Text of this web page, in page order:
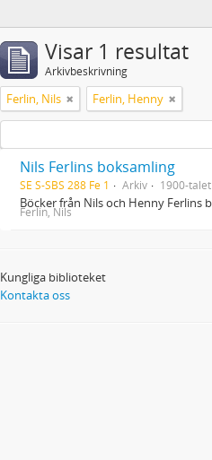
Visar 1 resultat
Arkivbeskrivning
Ferlin, Nils Ferlin, Henny
Nils Ferlins boksamling
SE S-SBS 288 Fe 1 Arkiv 1900-talet
Böcker från Nils och Henny
Ferlin, Nils
Kungliga biblioteket
Kontakta oss